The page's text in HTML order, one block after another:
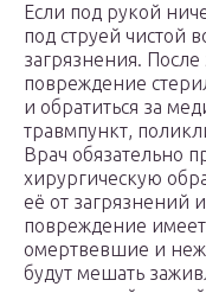
Если под рукой
под струей чистой
загрязнения.
повреждение
и обратиться за
травмпункт,
Врач обязательно
хирургическую
её от загрязнений
повреждение
омертвевшие и
будут мешать